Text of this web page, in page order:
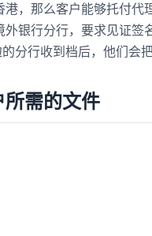
那么客户能够托付代
银行分行，要求见证
分行收到档后，他们会
需的文件